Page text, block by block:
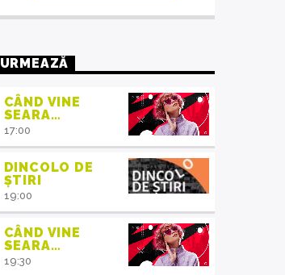
URMEAZĂ
CÂND VINE
SEARA…
17:00
DINCOLO DE
ȘTIRI
19:00
CÂND VINE
SEARA…
19:30